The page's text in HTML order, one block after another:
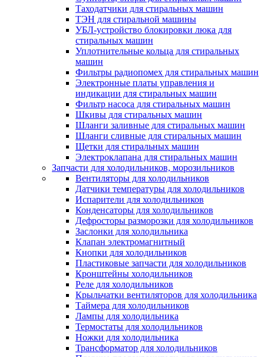
Таходатчики для стиральных машин
ТЭН для стиральной машины
УБЛ-устройство блокировки люка для
стиральных машин
Уплотнительные кольца для стиральных
машин
Фильтры радиопомех для стиральных машин
Электронные платы управления и
индикации для стиральных машин
Фильтр насоса для стиральных машин
Шкивы для стиральных машин
Шланги заливные для стиральных машин
Шланги сливные для стиральных машин
Щетки для стиральных машин
Электроклапана для стиральных машин
Запчасти для холодильников, морозильников
Вентиляторы для холодильников
Датчики температуры для холодильников
Испарители для холодильников
Конденсаторы для холодильников
Дефросторы разморозки для холодильников
Заслонки для холодильника
Клапан электромагнитный
Кнопки для холодильников
Пластиковые запчасти для холодильников
Кронштейны холодильников
Реле для холодильников
Крыльчатки вентиляторов для холодильника
Таймера для холодильников
Лампы для холодильника
Термостаты для холодильников
Ножки для холодильника
Трансформатор для холодильников